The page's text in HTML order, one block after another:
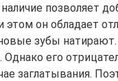
позволяет
этом он обладает
зубы
его
заглатывания.